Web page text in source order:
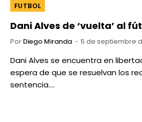
FUTBOL
Dani Alves de ‘vuelta’ al
Por Diego Miranda 5 de septiembre
Dani Alves se encuentra en
espera de que se resuelvan los
sentencia.…